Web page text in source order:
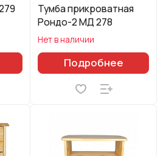
Тумба прикроватная
Рондо-2 МД 278
Нет в наличии
Подробнее